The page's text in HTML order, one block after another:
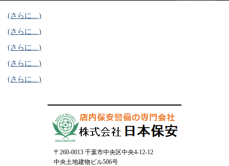
(さらに…)
(さらに…)
(さらに…)
(さらに…)
(さらに…)
〒260-0013 千葉市中央区中央4-12-12
中央土地建物ビル506号